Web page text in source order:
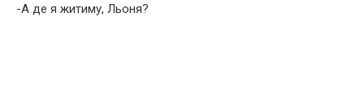
-А де я житиму, Льоня?